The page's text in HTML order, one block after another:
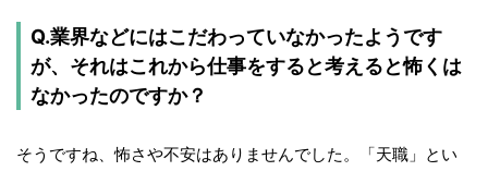
Q.業界などにはこだわっていなかったようです
が、それはこれから仕事をすると考えると怖くは
なかったのですか？
そうですね、怖さや不安はありませんでした。「天職」とい